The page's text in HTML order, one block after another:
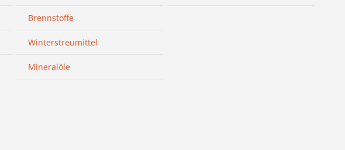
Brennstoffe
Winterstreumittel
Mineralöle